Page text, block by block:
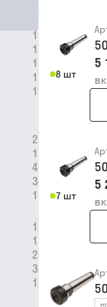
1
1
1
1
1
2
1
4
3
1
1
1
2
3
1
8 шт
5
7 шт
5